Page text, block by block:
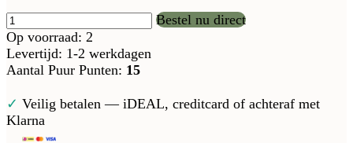
Bestel nu direct
Op voorraad: 2
Levertijd: 1-2 werkdagen
Aantal Puur Punten: 15
✓ Veilig betalen — iDEAL, creditcard of achteraf met
Klarna